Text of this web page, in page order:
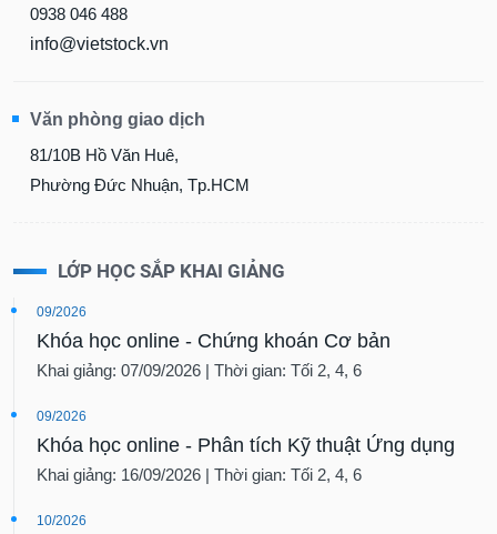
0938 046 488
info@vietstock.vn
Văn phòng giao dịch
81/10B Hồ Văn Huê,
Phường Đức Nhuận, Tp.HCM
LỚP HỌC SẮP KHAI GIẢNG
09/2026
Khóa học online - Chứng khoán Cơ bản
Khai giảng: 07/09/2026 | Thời gian: Tối 2, 4, 6
09/2026
Khóa học online - Phân tích Kỹ thuật Ứng dụng
Khai giảng: 16/09/2026 | Thời gian: Tối 2, 4, 6
10/2026